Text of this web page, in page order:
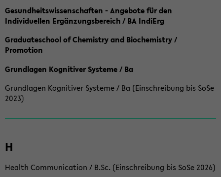
Gesundheitswissenschaften - Angebote für den
Individuellen Ergänzungsbereich / BA IndiErg
Graduateschool of Chemistry and Biochemistry /
Promotion
Grundlagen Kognitiver Systeme / Ba
Grundlagen Kognitiver Systeme / Ba (Einschreibung bis SoSe
2023)
H
Health Communication / B.Sc. (Einschreibung bis SoSe 2026)